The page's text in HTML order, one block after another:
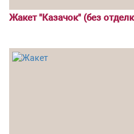
Жакет "Казачок" (без